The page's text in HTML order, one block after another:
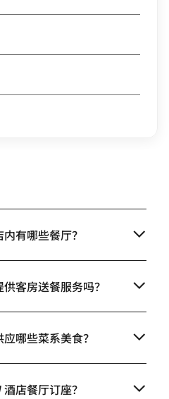
有哪些餐厅？
客房送餐服务吗？
哪些菜系美食？
店餐厅订座？